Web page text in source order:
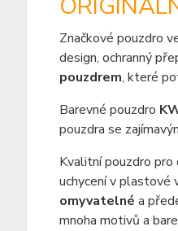
Značkové pouzdro
design, ochranný
pouzdrem, které
Barevné pouzdro
pouzdra se
Kvalitní pouzdro pro
uchycení v plastové
omyvatelné a
mnoha motivů a